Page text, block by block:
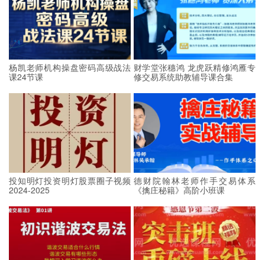
杨凯老师机构操盘密码高级战法
课24节课
财学堂张穗鸿 龙虎跃精修鸿雁专
修交易系统助教辅导课合集
投知明灯投资明灯股票圈子视频
2024-2025
德财院翰林老师作手交易体系
《擒庄秘籍》高阶小班课